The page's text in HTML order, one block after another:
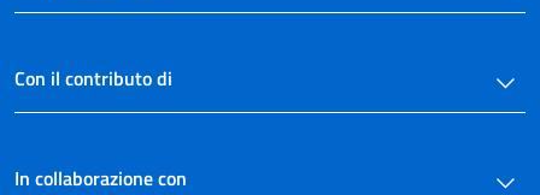
Con il contributo di
In collaborazione con